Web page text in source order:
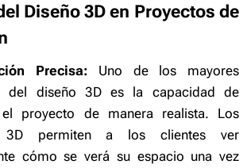
Diseño 3D en Proyectos de
Precisa: Uno de los mayores
del diseño 3D es la capacidad de
el proyecto de manera realista. Los
3D permiten a los clientes ver
cómo se verá su espacio una vez